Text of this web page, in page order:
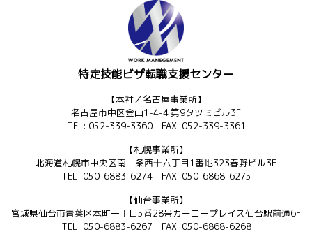
特定技能ビザ転職支援センター
【本社／名古屋事業所】
名古屋市中区金山1-4-4 第9タツミビル3F
TEL: 052-339-3360 FAX: 052-339-3361
【札幌事業所】
北海道札幌市中央区南一条西十六丁目1番地323春野ビル3F
TEL: 050-6883-6274 FAX: 050-6868-6275
【仙台事業所】
宮城県仙台市青葉区本町一丁目5番28号カーニープレイス仙台駅前通6F
TEL: 050-6883-6267 FAX: 050-6868-6268